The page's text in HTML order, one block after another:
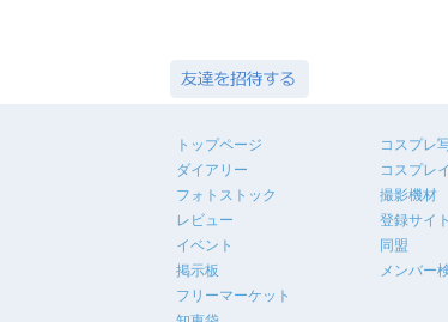
トップページ
ダイアリー
フォトストック
レビュー
イベント
掲示板
フリーマーケット
コスプレ
コスプレ
撮影機材
登録サイト
同盟
メンバー